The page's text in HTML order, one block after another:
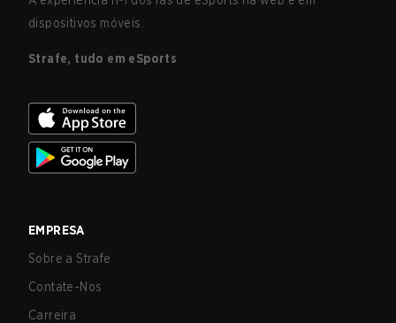
dispositivos móveis.
Strafe, tudo em eSports
EMPRESA
Sobre a Strafe
Contate-Nos
Carreira